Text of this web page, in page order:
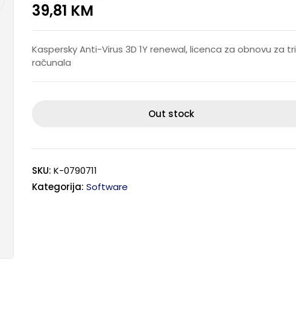
39,81 KM
Kaspersky Anti-Virus 3D 1Y renewal, licenca za obnovu za tri
računala
Out stock
SKU: K-0790711
Kategorija: Software